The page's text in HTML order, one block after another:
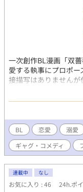
一次創作BL漫画「双
愛する執事にプロポ
接描写はありません
にしております。6話
ちらから読めます。
https://
BL 恋愛 溺愛
ギャグ・コメディ
連載中 なし
お気に入り : 46 24h.ポ